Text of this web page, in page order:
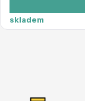
skladem